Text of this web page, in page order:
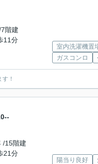
階建
11分
室内洗濯機置
ガスコンロ
！
/15階建
21分
陽当り良好